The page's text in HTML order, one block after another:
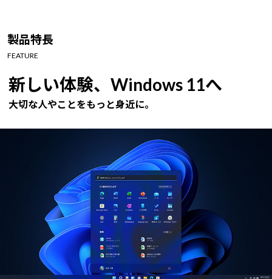
製品特長
FEATURE
新しい体験、Windows 11へ
大切な人やことをもっと身近に。